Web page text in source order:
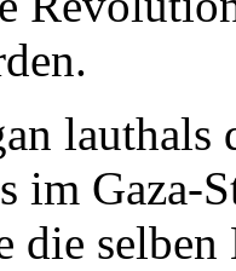
lauthals
im Gaza-
die